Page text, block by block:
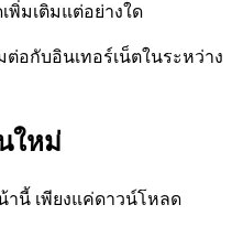
พิ่มเติมแต่อย่างใด
อกับอินเทอร์เน็ตในระหว่าง
ใหม่
านี้ เพียงแค่ดาวน์โหลด